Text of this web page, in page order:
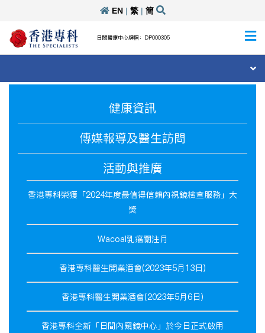
EN| 繁| 簡
日間醫療中心牌照：DP000305
健康資訊
傳媒報導及醫生訪問
活動與推廣
香港專科榮獲「2024年度最值得信賴內視鏡檢查服務」大
獎
Wacoal乳癌關注月
香港專科醫生開業酒會(2023年5月13日)
香港專科醫生開業酒會(2023年5月6日)
香港專科全新「日間內窺鏡中心」於今日正式啟用